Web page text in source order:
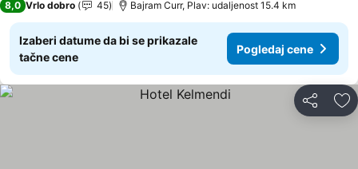
8,0 Vrlo dobro 45 Bajram Curr, Plav: udaljenost 15.4 km
Izaberi datume da bi se prikazale
tačne cene
Pogledaj cene
Deli